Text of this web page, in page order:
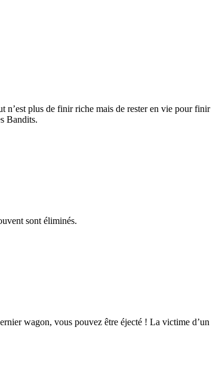
n’est plus de finir riche mais de rester en vie pour finir
Bandits.
sont éliminés.
wagon, vous pouvez être éjecté ! La victime d’un